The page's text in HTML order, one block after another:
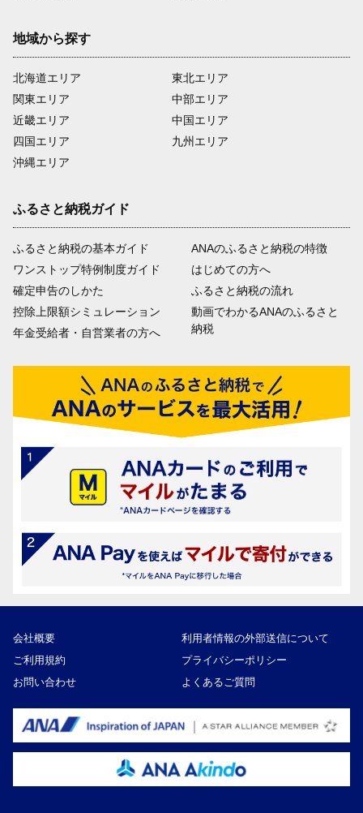
地域から探す
北海道エリア
関東エリア
近畿エリア
四国エリア
沖縄エリア
東北エリア
中部エリア
中国エリア
九州エリア
ふるさと納税ガイド
ふるさと納税の基本ガイド
ワンストップ特例制度ガイド
確定申告のしかた
控除上限額シミュレーション
年金受給者・自営業者の方へ
ANAのふるさと納税の特徴
はじめての方へ
ふるさと納税の流れ
動画でわかるANAのふるさと
納税
会社概要
利用者情報の外部送信について
ご利用規約
プライバシーポリシー
お問い合わせ
よくあるご質問